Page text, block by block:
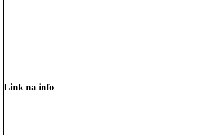
Link na info